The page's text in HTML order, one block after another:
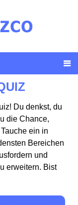
Du denkst, du
die Chance,
ein in
Bereichen
und
erweitern. Bist